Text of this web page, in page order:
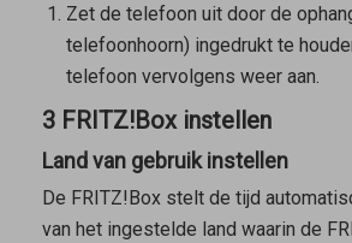
Zet de telefoon uit door de
telefoonhoorn) ingedrukt te
telefoon vervolgens weer aan.
3 FRITZ!Box instellen
Land van gebruik instellen
De FRITZ!Box stelt de tijd
van het ingestelde land waarin de